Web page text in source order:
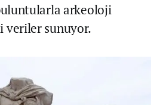
arkeoloji
veriler sunuyor.